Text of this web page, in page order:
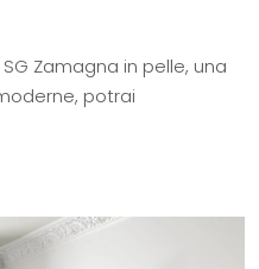
Zamagna in pelle, una
potrai